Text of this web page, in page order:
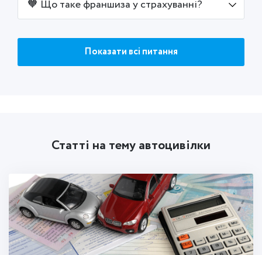
🧡 Що таке франшиза у страхуванні?
Показати всі питання
Статті на тему автоцивілки